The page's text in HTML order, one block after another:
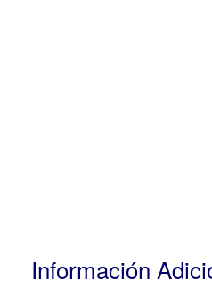
Información